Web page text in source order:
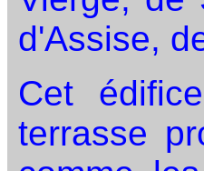
d'Assise,
Cet
terrasse